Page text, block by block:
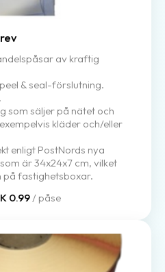
av kraftig
& seal-förslutning.
som säljer på nätet och
kläder och/eller
enligt PostNords nya
är 34x24x7 cm, vilket
fastighetsboxar.
0.99 / påse